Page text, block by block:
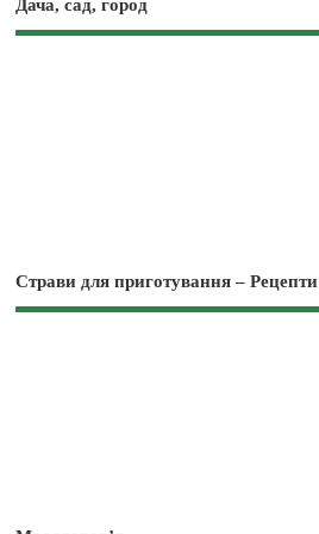
Дача, сад, город
Страви для приготування – Рецепти